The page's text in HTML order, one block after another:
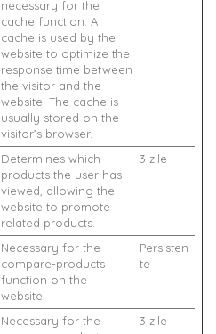
necessary for the
cache function. A
cache is used by the
website to optimize the
response time between
the visitor and the
website. The cache is
usually stored on the
visitor’s browser.
Determines which
products the user has
viewed, allowing the
website to promote
related products.
3 zile
Necessary for the
compare-products
function on the
website.
Persisten
te
Necessary for the
3 zile